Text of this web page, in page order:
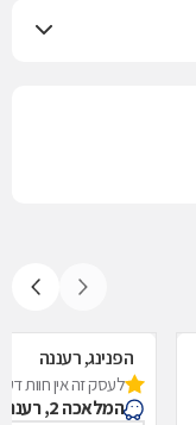
הפנינג, רעננה
לעסק זה אין חוות
המלאכה 2, רעננה